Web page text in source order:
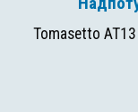
Tomasetto